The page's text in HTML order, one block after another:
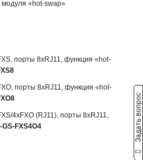
«hot-swap»
порты 8xRJ11, функция «hot-
порты 8xRJ11, функция «hot-
4хFXO (RJ11), порты 8xRJ11,
GS-FXS4O4 Задать вопрос